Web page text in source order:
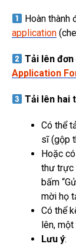
Hoàn thành
application
Tải lên
Application
Tải lên hai
Có thể
sĩ (gộp
Hoặc
thư trực
bấm
mời họ
Có thể
lên,
Lưu ý: